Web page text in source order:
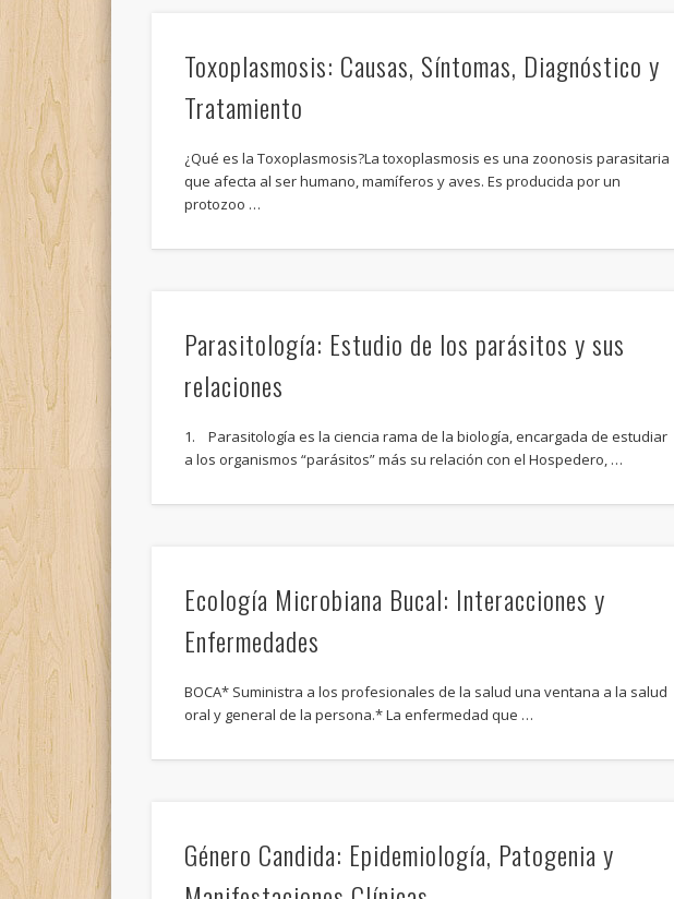
Toxoplasmosis: Causas, Síntomas, Diagnóstico y
Tratamiento
¿Qué es la Toxoplasmosis?La toxoplasmosis es una zoonosis parasitaria
que afecta al ser humano, mamíferos y aves. Es producida por un
protozoo …
Parasitología: Estudio de los parásitos y sus
relaciones
1. Parasitología es la ciencia rama de la biología, encargada de estudiar
a los organismos “parásitos” más su relación con el Hospedero, …
Ecología Microbiana Bucal: Interacciones y
Enfermedades
BOCA* Suministra a los profesionales de la salud una ventana a la salud
oral y general de la persona.* La enfermedad que …
Género Candida: Epidemiología, Patogenia y